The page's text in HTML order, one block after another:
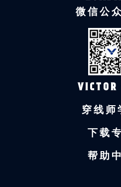
微信公
穿线师
下载
帮助